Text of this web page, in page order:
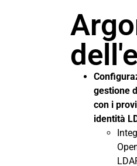
gestione
con i
identità